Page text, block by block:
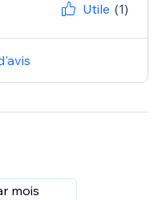
Utile (1)
mois